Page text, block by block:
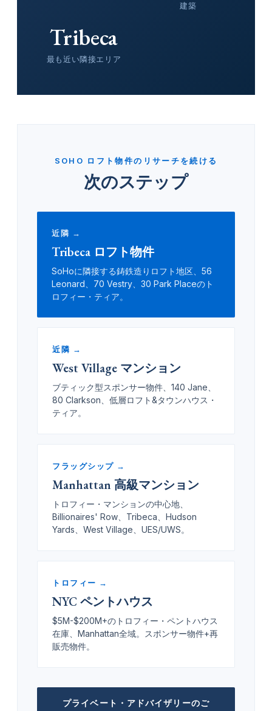
建築
Tribeca
最も近い隣接エリア
SOHO ロフト物件のリサーチを続ける
次のステップ
近隣 →
Tribeca ロフト物件
SoHoに隣接する鋳鉄造りロフト地区、56
Leonard、70 Vestry、30 Park Placeのト
ロフィー・ティア。
近隣 →
West Village マンション
ブティック型スポンサー物件、140 Jane、
80 Clarkson、低層ロフト&タウンハウス・
ティア。
フラッグシップ →
Manhattan 高級マンション
トロフィー・マンションの中心地、
Billionaires' Row、Tribeca、Hudson
Yards、West Village、UES/UWS。
トロフィー →
NYC ペントハウス
$5M-$200M+のトロフィー・ペントハウス
在庫、Manhattan全域。スポンサー物件+再
販売物件。
プライベート・アドバイザリーのご